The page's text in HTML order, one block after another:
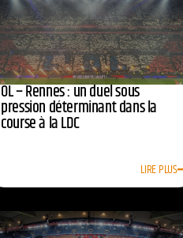
OL – Rennes : un duel sous
pression déterminant dans la
course à la LDC
LIRE PLUS